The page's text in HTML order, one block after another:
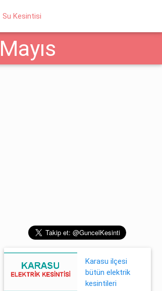
Su Kesintisi
Karasu ilçesi
bütün elektrik
kesintileri